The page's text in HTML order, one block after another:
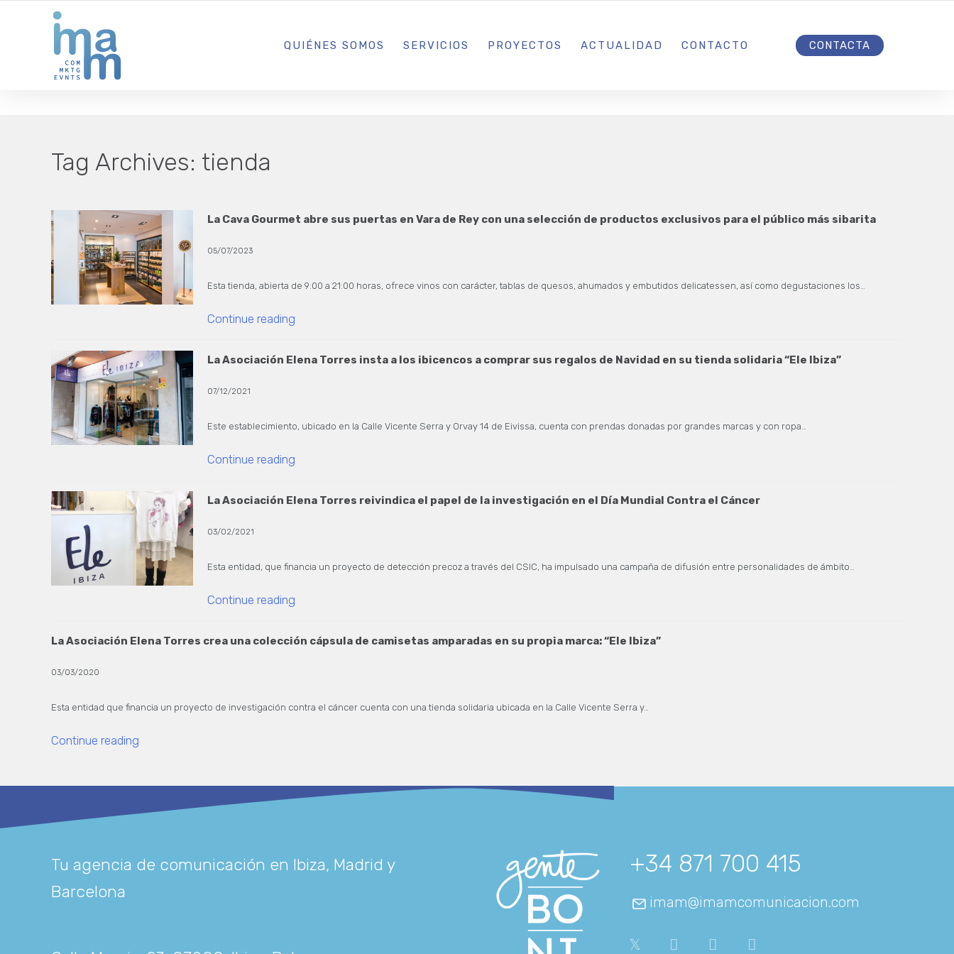
AGENCIA CREATIVA DE COMUNICACIÓN Y ESTRATEGIA DIGITAL IBIZA · MADRID · BARCELONA
QUIÉNES SOMOS SERVICIOS PROYECTOS ACTUALIDAD CONTACTO CONTACTA
Tag Archives: tienda
La Cava Gourmet abre sus puertas en Vara de Rey con una selección de productos exclusivos para el público más sibarita
05/07/2023
Esta tienda, abierta de 9:00 a 21:00 horas, ofrece vinos con carácter, tablas de quesos, ahumados y embutidos delicatessen, así como degustaciones los…
Continue reading
La Asociación Elena Torres insta a los ibicencos a comprar sus regalos de Navidad en su tienda solidaria “Ele Ibiza”
07/12/2021
Este establecimiento, ubicado en la Calle Vicente Serra y Orvay 14 de Eivissa, cuenta con prendas donadas por grandes marcas y con ropa…
Continue reading
La Asociación Elena Torres reivindica el papel de la investigación en el Día Mundial Contra el Cáncer
03/02/2021
Esta entidad, que financia un proyecto de detección precoz a través del CSIC, ha impulsado una campaña de difusión entre personalidades de ámbito…
Continue reading
La Asociación Elena Torres crea una colección cápsula de camisetas amparadas en su propia marca: “Ele Ibiza”
03/03/2020
Esta entidad que financia un proyecto de investigación contra el cáncer cuenta con una tienda solidaria ubicada en la Calle Vicente Serra y…
Continue reading
Tu agencia de comunicación en Ibiza, Madrid y
Barcelona
+34 871 700 415
imam@imamcomunicacion.com